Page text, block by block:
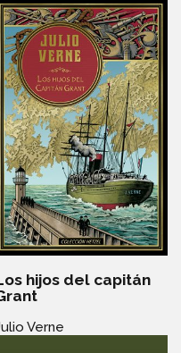
hijos del capitán
Verne